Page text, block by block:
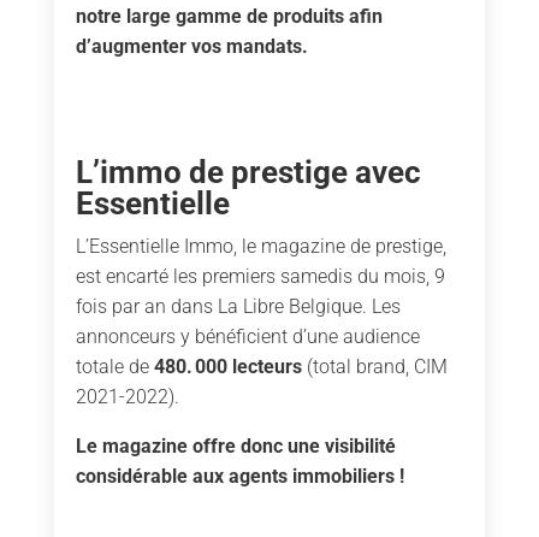
notre large gamme de produits afin
d’augmenter vos mandats.
L’immo de prestige avec
Essentielle
L’Essentielle Immo, le magazine de prestige,
est encarté les premiers samedis du mois, 9
fois par an dans La Libre Belgique. Les
annonceurs y bénéficient d’une audience
totale de 480. 000 lecteurs(total brand, CIM
2021-2022).
Le magazine offre donc une visibilité
considérable aux agents immobiliers !